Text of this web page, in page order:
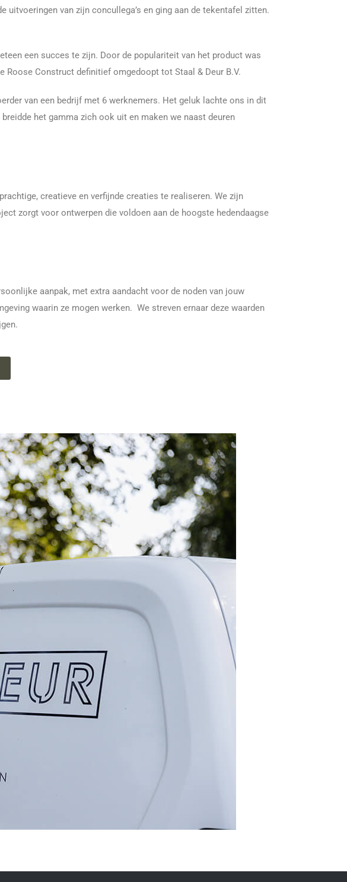
uitvoeringen van zijn concullega’s en ging aan de tekentafel zitten.
een succes te zijn. Door de populariteit van het product was
Roose Construct definitief omgedoopt tot Staal & Deur B.V.
van een bedrijf met 6 werknemers. Het geluk lachte ons in dit
het gamma zich ook uit en maken we naast deuren
creatieve en verfijnde creaties te realiseren. We zijn
zorgt voor ontwerpen die voldoen aan de hoogste hedendaagse
aanpak, met extra aandacht voor de noden van jouw
waarin ze mogen werken. We streven ernaar deze waarden